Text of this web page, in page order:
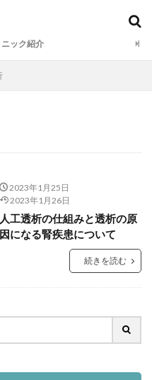
ック紹介
2023年1月25日
2023年1月26日
人工透析の仕組みと透析の原
因になる腎疾患について
続きを読む